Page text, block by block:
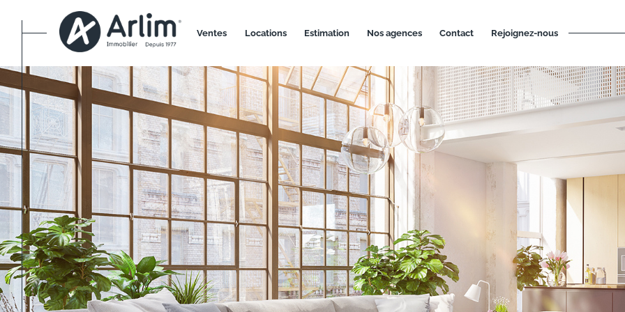
ventes locations estimation nos agences contact rejoignez-nous